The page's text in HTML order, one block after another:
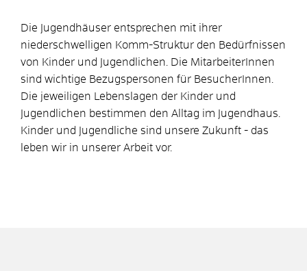
Die Jugendhäuser entsprechen mit ihrer
niederschwelligen Komm-Struktur den Bedürfnissen
von Kinder und Jugendlichen. Die MitarbeiterInnen
sind wichtige Bezugspersonen für BesucherInnen.
Die jeweiligen Lebenslagen der Kinder und
Jugendlichen bestimmen den Alltag im Jugendhaus.
Kinder und Jugendliche sind unsere Zukunft - das
leben wir in unserer Arbeit vor.